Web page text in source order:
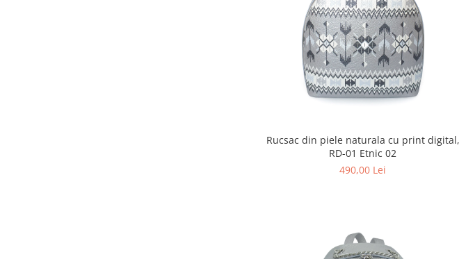
Rucsac din piele naturala cu print digital,
RD-01 Etnic 02
490,00 Lei